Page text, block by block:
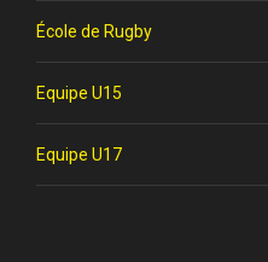
École de Rugby
Equipe U15
Equipe U17